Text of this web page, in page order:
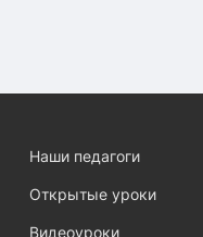
Наши педагоги
Открытые уроки
Видеоуроки